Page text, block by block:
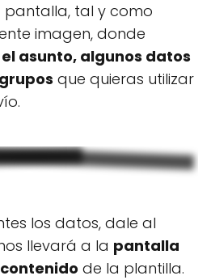
tal y como
imagen, donde
el asunto, algunos datos
que quieras utilizar
los datos, dale al
llevará a la pantalla
de la plantilla.